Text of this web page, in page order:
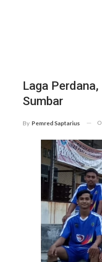
Laga
Sumbar
By Pemred Saptarius